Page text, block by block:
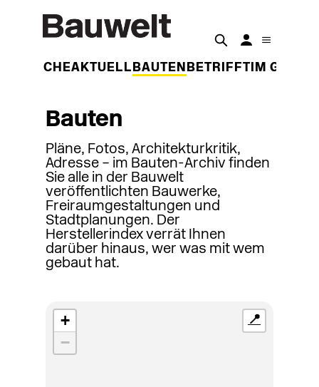
WOCHEAKTUELL BAUTEN BETRIFFT IM
Bauten
Pläne, Fotos, Architekturkritik,
Adresse – im Bauten-Archiv finden
Sie alle in der Bauwelt
veröffentlichten Bauwerke,
Freiraumgestaltungen und
Stadtplanungen. Der
Herstellerindex verrät Ihnen
darüber hinaus, wer was mit wem
gebaut hat.
+
−
📍